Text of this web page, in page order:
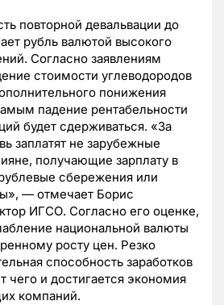
повторной девальвации до
рубль валютой высокого
Согласно заявлениям
стоимости углеводородов
понижения
падение рентабельности
будет сдерживаться. «За
заплатят не зарубежные
получающие зарплату в
сбережения или
— отмечает Борис
ИГСО. Согласно его оценке,
национальной валюты
росту цен. Резко
способность заработков
чего и достигается экономия
компаний.